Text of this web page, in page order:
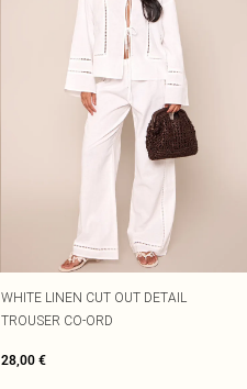
WHITE LINEN CUT OUT DETAIL
TROUSER CO-ORD
28,00 €